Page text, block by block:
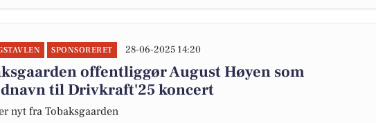
SPONSORERET 28-06-2025 14:20
offentliggør August Høyen som
til Drivkraft'25 koncert
nyt fra Tobaksgaarden